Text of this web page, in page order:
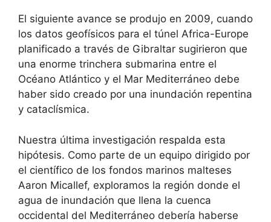
El siguiente avance se produjo en 2009, cuando
los datos geofísicos para el túnel Africa-Europe
planificado a través de Gibraltar sugirieron que
una enorme trinchera submarina entre el
Océano Atlántico y el Mar Mediterráneo debe
haber sido creado por una inundación repentina
y cataclísmica.
Nuestra última investigación respalda esta
hipótesis. Como parte de un equipo dirigido por
el científico de los fondos marinos malteses
Aaron Micallef, exploramos la región donde el
agua de inundación que llena la cuenca
occidental del Mediterráneo debería haberse